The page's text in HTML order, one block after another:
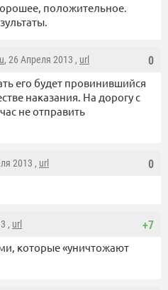
положительное.
0
, 26 Апреля 2013 , url
его будет провинившийся
наказания. На дорогу с
не отправить
0
2013 , url
+7
, url
которые «уничтожают